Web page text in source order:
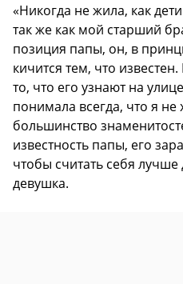
«Никогда не жила, как
так же как мой старший
позиция папы, он, в
кичится тем, что
то, что его узнают на
понимала всегда, что я не
большинство
известность папы, его
чтобы считать себя
девушка.